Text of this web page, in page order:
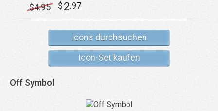
$4.95 $2.97
Icons durchsuchen
Icon-Set kaufen
Off Symbol